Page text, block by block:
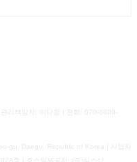
리책임자: 이다정 | 전화: 070-8800-
gu, Daegu, Republic of Korea | 사업자
호 | 호스팅제공자: (주)식스샵